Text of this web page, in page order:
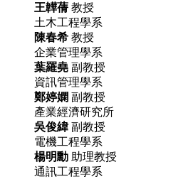
王韡蒨 教授
土木工程學系
陳春希 教授
企業管理學系
葉羅堯 副教授
資訊管理學系
鄭婷嫻 副教授
產業經濟研究所
吳俊緯 副教授
電機工程學系
楊明勳 助理教授
通訊工程學系